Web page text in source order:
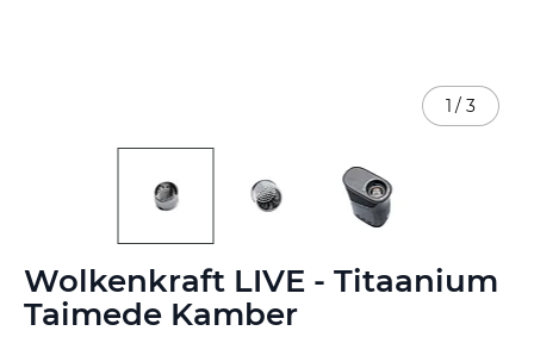
Wolkenkraft LIVE - Titaanium
Taimede Kamber
1 / 3
to
the
beginning